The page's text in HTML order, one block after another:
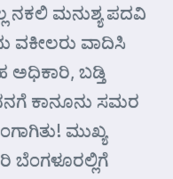
ನಕಲಿ ಮನುಶ್ಯ ಪದವಿ
ವಕೀಲರು ವಾದಿಸಿ
ಅಧಿಕಾರಿ, ಬಡ್ತಿ
ಕಾನೂನು ಸಮರ
ಮುಖ್ಯ
ಬೆಂಗಳೂರಲ್ಲಿಗೆ